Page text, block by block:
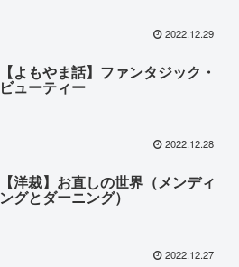
2022.12.29
【よもやま話】ファンタジック・
ビューティー
2022.12.28
【洋裁】お直しの世界（メンディ
ングとダーニング）
2022.12.27